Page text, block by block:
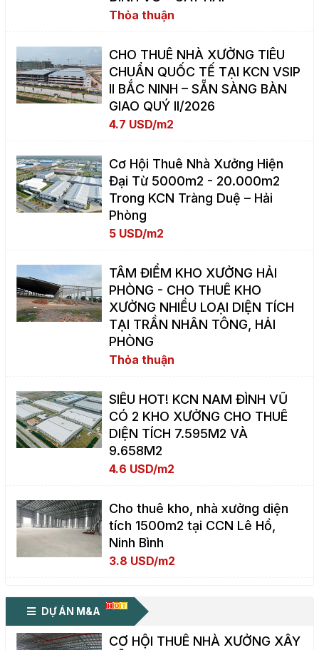
Thỏa thuận
CHO THUÊ NHÀ XƯỞNG TIÊU
CHUẨN QUỐC TẾ TẠI KCN VSIP
II BẮC NINH – SẴN SÀNG BÀN
GIAO QUÝ II/2026
4.7 USD/m2
Cơ Hội Thuê Nhà Xưởng Hiện
Đại Từ 5000m2 - 20.000m2
Trong KCN Tràng Duệ – Hải
Phòng
5 USD/m2
TÂM ĐIỂM KHO XƯỞNG HẢI
PHÒNG - CHO THUÊ KHO
XƯỞNG NHIỀU LOẠI DIỆN TÍCH
TẠI TRẦN NHÂN TÔNG, HẢI
PHÒNG
Thỏa thuận
SIÊU HOT! KCN NAM ĐÌNH VŨ
CÓ 2 KHO XƯỞNG CHO THUÊ
DIỆN TÍCH 7.595M2 VÀ
9.658M2
4.6 USD/m2
Cho thuê kho, nhà xưởng diện
tích 1500m2 tại CCN Lê Hồ,
Ninh Bình
3.8 USD/m2
DỰ ÁN M&A
CƠ HỘI THUÊ NHÀ XƯỞNG XÂY